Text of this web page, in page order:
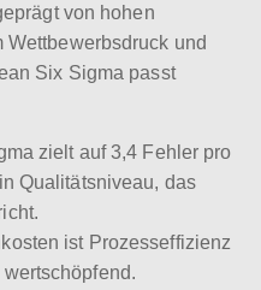
von hohen
und
Six Sigma passt
zielt auf 3,4 Fehler pro
Qualitätsniveau, das
ist Prozesseffizienz